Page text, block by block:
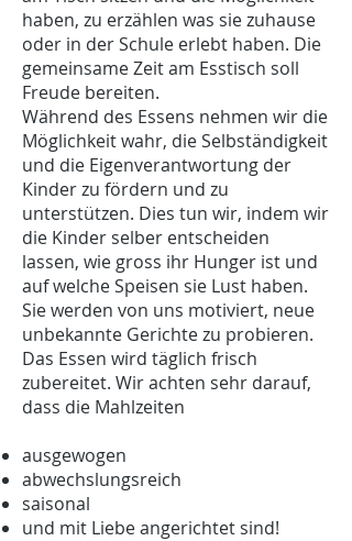
haben, zu erzählen was sie zuhause
oder in der Schule erlebt haben. Die
gemeinsame Zeit am Esstisch soll
Freude bereiten.
Während des Essens nehmen wir die
Möglichkeit wahr, die Selbständigkeit
und die Eigenverantwortung der
Kinder zu fördern und zu
unterstützen. Dies tun wir, indem wir
die Kinder selber entscheiden
lassen, wie gross ihr Hunger ist und
auf welche Speisen sie Lust haben.
Sie werden von uns motiviert, neue
unbekannte Gerichte zu probieren.
Das Essen wird täglich frisch
zubereitet. Wir achten sehr darauf,
dass die Mahlzeiten
ausgewogen
abwechslungsreich
saisonal
und mit Liebe angerichtet sind!